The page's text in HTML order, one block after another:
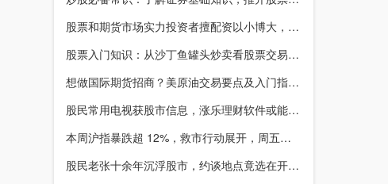
股票和期货市场实力投资者擅配资以小博大，顶配网优势尽显
股票入门知识：从沙丁鱼罐头炒卖看股票交易本质，你了解吗？
想做国际期货招商？美原油交易要点及入门指南请收好
股民常用电视获股市信息，涨乐理财软件或能满足更多需求？
本周沪指暴跌超 12%，救市行动展开，周五市场有何措施？
股民老张十余年沉浮股市，约谈地点竟选在开户超市门口？